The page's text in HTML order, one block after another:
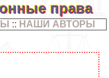
права
:: НАШИ АВТОРЫ